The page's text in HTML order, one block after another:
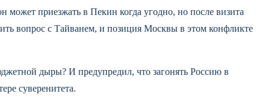
может приезжать в Пекин когда угодно, но после визита
вопрос с Тайванем, и позиция Москвы в этом конфликте
дыры? И предупредил, что загонять Россию в
суверенитета.